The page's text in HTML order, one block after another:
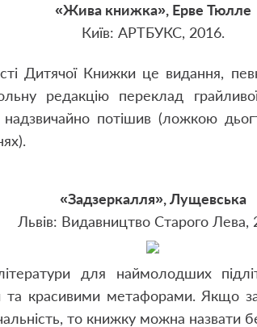
«Жива книжка», Ерве Тюлле
Київ: АРТБУКС, 2016.
Дитячої Книжки це видання,
редакцію переклад
надзвичайно потішив (ложкою
«Задзеркалля», Лущевська
Львів: Видавництво Старого Лева,
для наймолодших
та красивими метафорами. Якщо
то книжку можна назвати